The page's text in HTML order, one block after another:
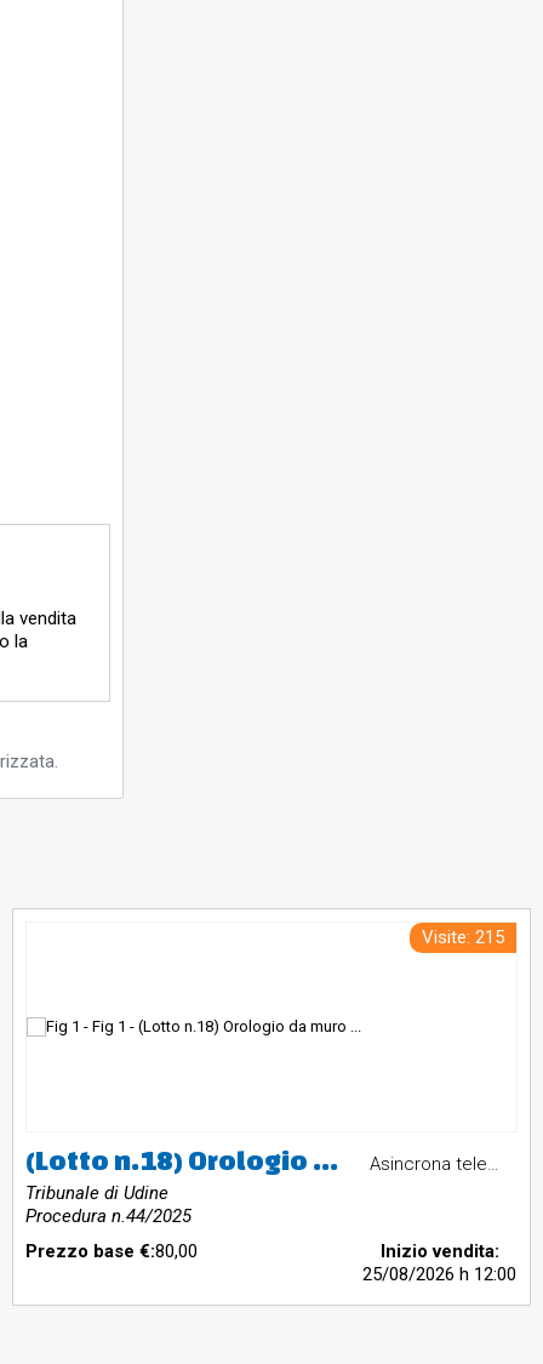
vendita
la
Visite: 215
(Lotto n.18) Orologio da muro Fratelli Solari mod. OPR/S2 n. 2660 anno 03/63 vintage
Tribunale di Udine
Procedura n.44/2025
Asincrona telematica
Prezzo base €:80,00
Inizio vendita:
25/08/2026h 12:00